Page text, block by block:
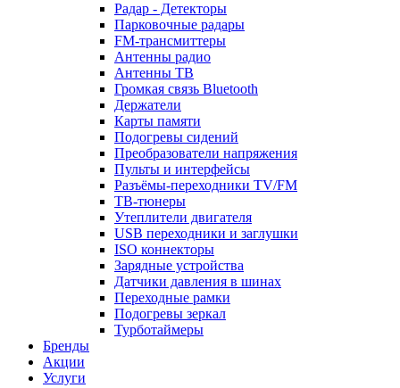
Радар - Детекторы
Парковочные радары
FM-трансмиттеры
Антенны радио
Антенны ТВ
Громкая связь Bluetooth
Держатели
Карты памяти
Подогревы сидений
Преобразователи напряжения
Пульты и интерфейсы
Разъёмы-переходники TV/FM
ТВ-тюнеры
Утеплители двигателя
USB переходники и заглушки
ISO коннекторы
Зарядные устройства
Датчики давления в шинах
Переходные рамки
Подогревы зеркал
Турботаймеры
Бренды
Акции
Услуги